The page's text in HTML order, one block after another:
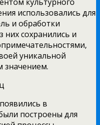
использовались для
и обработки
них сохранились и
уникальной
значением.
в
построены для